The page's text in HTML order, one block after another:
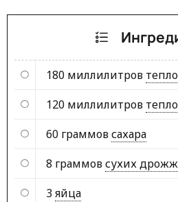
180 миллилитров
120 миллилитров
60 граммовсахара
8 граммовсухих
3 яйца